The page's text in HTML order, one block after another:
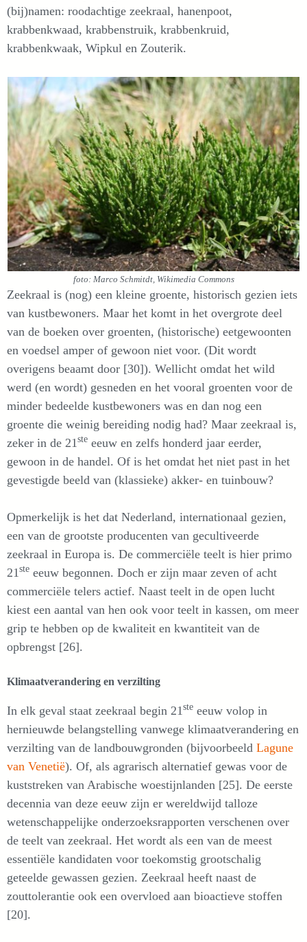
(bij)namen: roodachtige zeekraal, hanenpoot,
krabbenkwaad, krabbenstruik, krabbenkruid,
krabbenkwaak, Wipkul en Zouterik.
foto: Marco Schmitdt, Wikimedia Commons
Zeekraal is (nog) een kleine groente, historisch gezien iets
van kustbewoners. Maar het komt in het overgrote deel
van de boeken over groenten, (historische) eetgewoonten
en voedsel amper of gewoon niet voor. (Dit wordt
overigens beaamt door [30]). Wellicht omdat het wild
werd (en wordt) gesneden en het vooral groenten voor de
minder bedeelde kustbewoners was en dan nog een
groente die weinig bereiding nodig had? Maar zeekraal is,
zeker in de 21 ste eeuw en zelfs honderd jaar eerder,
gewoon in de handel. Of is het omdat het niet past in het
gevestigde beeld van (klassieke) akker- en tuinbouw?
Opmerkelijk is het dat Nederland, internationaal gezien,
een van de grootste producenten van gecultiveerde
zeekraal in Europa is. De commerciële teelt is hier primo
21 ste eeuw begonnen. Doch er zijn maar zeven of acht
commerciële telers actief. Naast teelt in de open lucht
kiest een aantal van hen ook voor teelt in kassen, om meer
grip te hebben op de kwaliteit en kwantiteit van de
opbrengst [26].
Klimaatverandering en verzilting
In elk geval staat zeekraal begin 21 ste eeuw volop in
hernieuwde belangstelling vanwege klimaatverandering en
verzilting van de landbouwgronden (bijvoorbeeld Lagune
van Venetië). Of, als agrarisch alternatief gewas voor de
kuststreken van Arabische woestijnlanden [25]. De eerste
decennia van deze eeuw zijn er wereldwijd talloze
wetenschappelijke onderzoeksrapporten verschenen over
de teelt van zeekraal. Het wordt als een van de meest
essentiële kandidaten voor toekomstig grootschalig
geteelde gewassen gezien. Zeekraal heeft naast de
zouttolerantie ook een overvloed aan bioactieve stoffen
[20].